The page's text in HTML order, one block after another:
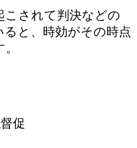
こされて判決などの
ると、時効がその時点
促